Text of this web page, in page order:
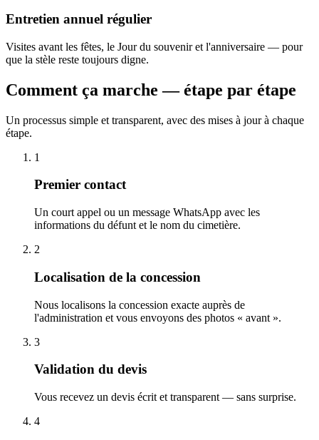
Entretien annuel régulier
Visites avant les fêtes, le Jour du souvenir et l'anniversaire — pour
que la stèle reste toujours digne.
Comment ça marche — étape par étape
Un processus simple et transparent, avec des mises à jour à chaque
étape.
1
Premier contact
Un court appel ou un message WhatsApp avec les
informations du défunt et le nom du cimetière.
2
Localisation de la concession
Nous localisons la concession exacte auprès de
l'administration et vous envoyons des photos « avant ».
3
Validation du devis
Vous recevez un devis écrit et transparent — sans surprise.
4